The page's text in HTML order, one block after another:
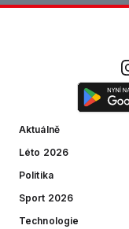
Aktuálně
Léto 2026
Politika
Sport 2026
Technologie